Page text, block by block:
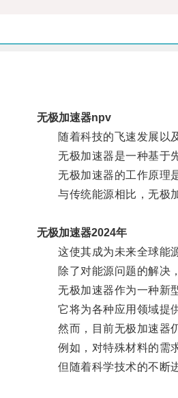
无极加速器npv
随着科技的飞速发展以及
无极加速器是一种基于先
无极加速器的工作原理是
与传统能源相比，无极加
无极加速器2024年
这使其成为未来全球能源
除了对能源问题的解决，
无极加速器作为一种新型
它将为各种应用领域提供
然而，目前无极加速器仍
例如，对特殊材料的需求
但随着科学技术的不断进